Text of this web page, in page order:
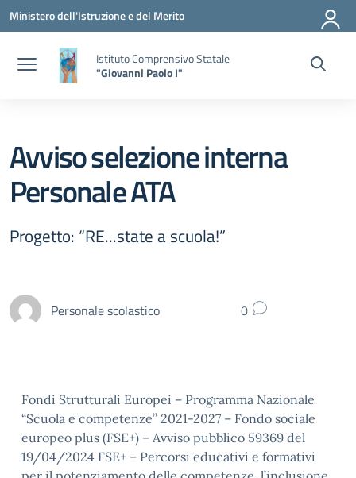
Vai ai contenuti
Vai al menu di navigazione
Vai al footer
Ministero dell'Istruzione e del Merito
Istituto Comprensivo Statale
"Giovanni Paolo I"
Avviso selezione interna
Personale ATA
Progetto: “RE...state a scuola!”
Personale scolastico 0
Fondi Strutturali Europei – Programma Nazionale
“Scuola e competenze” 2021-2027 – Fondo sociale
europeo plus (FSE+) – Avviso pubblico 59369 del
19/04/2024 FSE+ – Percorsi educativi e formativi